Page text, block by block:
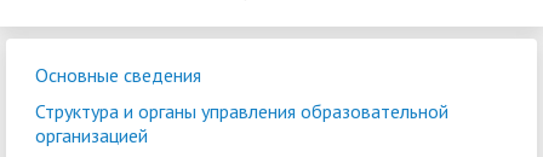
Основные сведения
Структура и органы управления образовательной
организацией